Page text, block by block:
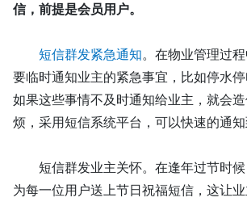
信，前提是会员用户。
短信群发紧急通知。在物业管理过
要临时通知业主的紧急事宜，比如停水停
如果这些事情不及时通知给业主，就会
烦，采用短信系统平台，可以快速的通知
短信群发业主关怀。在逢年过节时候
为每一位用户送上节日祝福短信，这让